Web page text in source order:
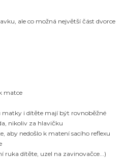
ale co možná největší část dvorce
matce
matky i dítěte mají být rovnoběžné
nikoliv za hlavičku
aby nedošlo k matení sacího reflexu
dítěte, uzel na zavinovačce...)